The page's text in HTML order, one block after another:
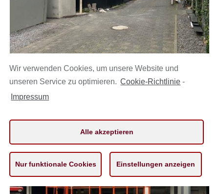
Wir verwenden Cookies, um unsere Website und
unseren Service zu optimieren. Cookie-Richtlinie -
Impressum
Alle akzeptieren
Nur funktionale Cookies Einstellungen anzeigen